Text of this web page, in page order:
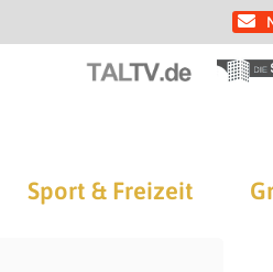
Sport & Freizeit